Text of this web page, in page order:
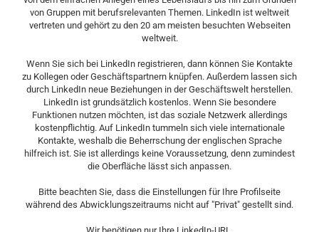
von Gruppen mit berufsrelevanten Themen. LinkedIn ist weltweit
vertreten und gehört zu den 20 am meisten besuchten Webseiten
weltweit.
Wenn Sie sich bei LinkedIn registrieren, dann können Sie Kontakte
zu Kollegen oder Geschäftspartnern knüpfen. Außerdem lassen sich
durch LinkedIn neue Beziehungen in der Geschäftswelt herstellen.
LinkedIn ist grundsätzlich kostenlos. Wenn Sie besondere
Funktionen nutzen möchten, ist das soziale Netzwerk allerdings
kostenpflichtig. Auf LinkedIn tummeln sich viele internationale
Kontakte, weshalb die Beherrschung der englischen Sprache
hilfreich ist. Sie ist allerdings keine Voraussetzung, denn zumindest
die Oberfläche lässt sich anpassen.
Bitte beachten Sie, dass die Einstellungen für Ihre Profilseite
während des Abwicklungszeitraums nicht auf "Privat" gestellt sind.